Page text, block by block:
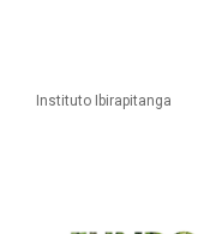
Instituto Ibirapitanga